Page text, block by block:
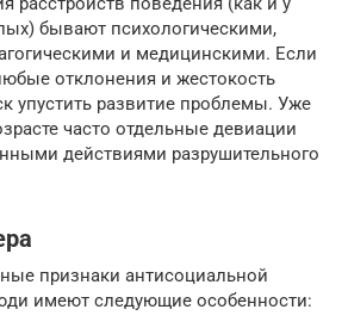
бывают психологическими,
и медицинскими. Если
отклонения и жестокость
упустить развитие проблемы. Уже
часто отдельные девиации
действиями разрушительного
признаки антисоциальной
имеют следующие особенности: